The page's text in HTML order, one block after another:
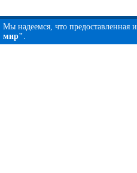
Мы надеемся, что предоставленная
мир".